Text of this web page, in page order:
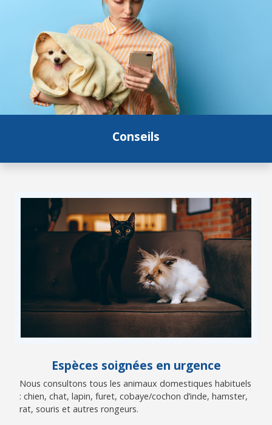
Conseils
Espèces soignées en urgence
Nous consultons tous les animaux domestiques habituels
: chien, chat, lapin, furet, cobaye/cochon d’inde, hamster,
rat, souris et autres rongeurs.